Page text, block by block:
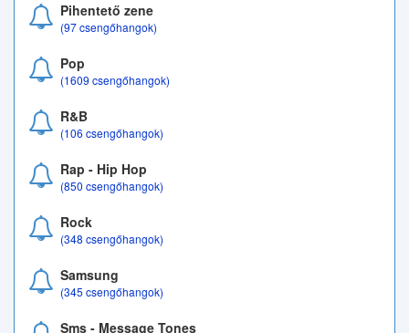
Pihentető zene
(97 csengőhangok)
Pop
(1609 csengőhangok)
R&B
(106 csengőhangok)
Rap - Hip Hop
(850 csengőhangok)
Rock
(348 csengőhangok)
Samsung
(345 csengőhangok)
Sms - Message Tones